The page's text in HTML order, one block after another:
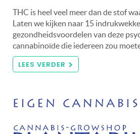
THC is heel veel meer dan de stof
Laten we kijken naar 15
gezondheidsvoordelen van deze
cannabinoïde die iedereen zou
LEES VERDER